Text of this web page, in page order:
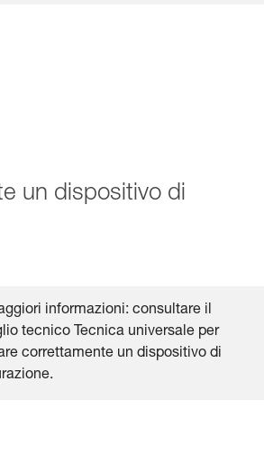
un dispositivo di
informazioni: consultare il
tecnico Tecnica universale per
correttamente un dispositivo di